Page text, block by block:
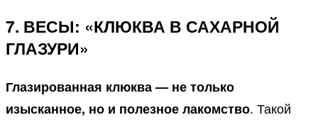
7. ВЕСЫ: «КЛЮКВА В САХАРНОЙ
ГЛАЗУРИ»
Глазированная клюква — не только
изысканное, но и полезное лакомство. Такой